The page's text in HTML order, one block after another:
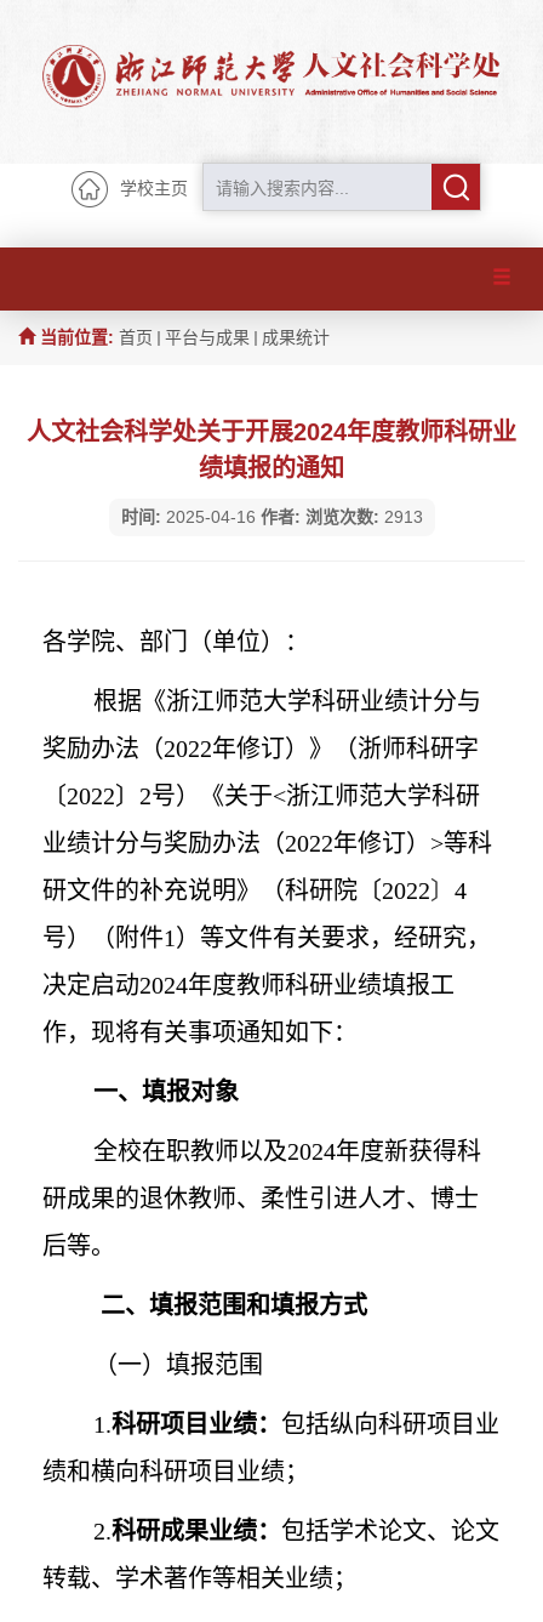
学校主页
当前位置: 首页 平台与成果 成果统计
人文社会科学处关于开展2024年度教师科研业
绩填报的通知
时间: 2025-04-16 作者: 浏览次数: 2913
各学院、部门（单位）：
根据《浙江师范大学科研业绩计分与
奖励办法（2022年修订）》（浙师科研字
〔2022〕 2号）《关于<浙江师范大学科研
业绩计分与奖励办法（2022年修订） >等科
研文件的补充说明》（科研院〔2022〕 4
号）（附件1 ）等文件有关要求，经研究，
决定启动2024年度教师科研业绩填报工
作，现将有关事项通知如下：
一、填报对象
全校在职教师以及2024年度新获得科
研成果的退休教师、柔性引进人才、博士
后等。
二、填报范围和填报方式
（一）填报范围
1.科研项目业绩： 包括纵向科研项目业
绩和横向科研项目业绩；
2.科研成果业绩： 包括学术论文、论文
转载、学术著作等相关业绩；